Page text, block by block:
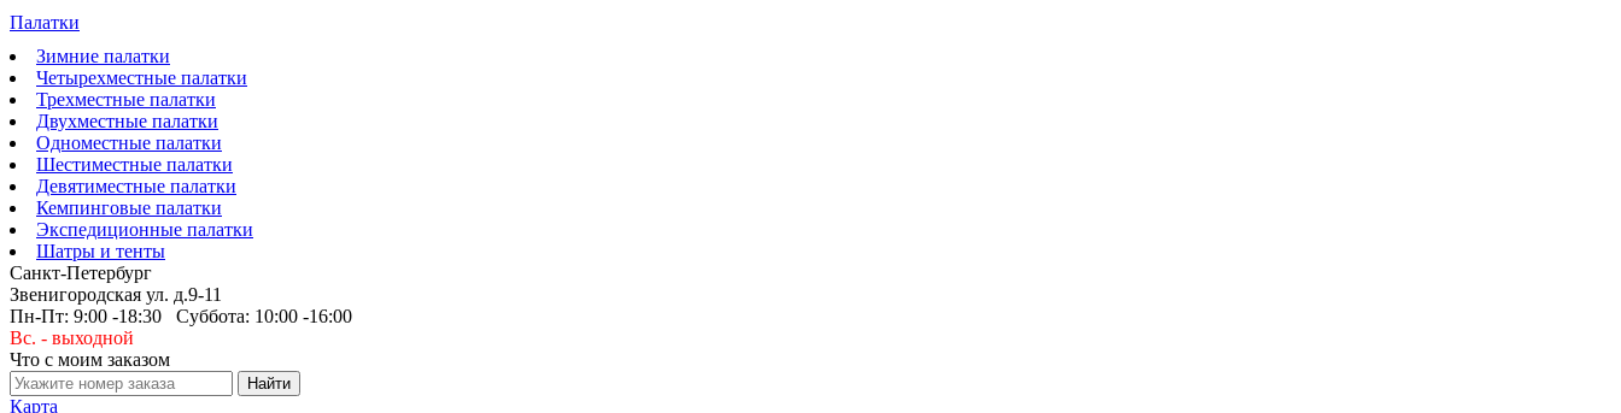
Палатки
Зимние палатки
Четырехместные палатки
Трехместные палатки
Двухместные палатки
Одноместные палатки
Шестиместные палатки
Девятиместные палатки
Кемпинговые палатки
Экспедиционные палатки
Шатры и тенты
Санкт-Петербург
Звенигородская ул. д.9-11
Пн-Пт: 9:00 -18:30 Суббота: 10:00 -16:00
Вс. - выходной
Что с моим заказом
Карта